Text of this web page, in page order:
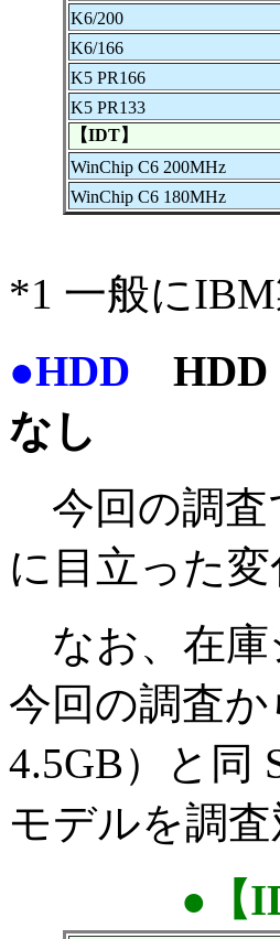
K6/200
K6/166
K5 PR166
K5 PR133
【IDT】
WinChip C6 200MHz
WinChip C6 180MHz
*1 一般に
●HDD HDD
なし
今回の調査
に目立った変
なお、在庫
今回の調査か
4.5GB）と同
モデルを調
●【